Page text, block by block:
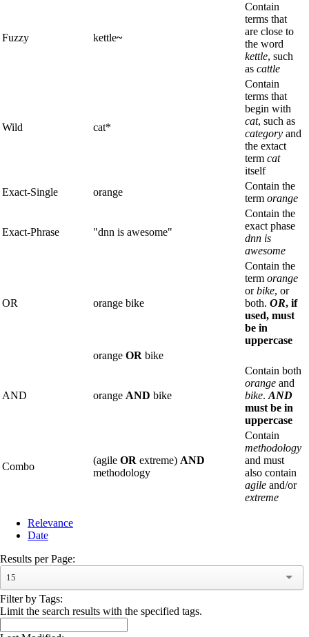
Fuzzy kettle~
Contain
terms that
are close to
the word
kettle, such
as cattle
Wild cat*
Contain
terms that
begin with
cat, such as
category and
the extact
term cat
itself
Exact-Single
orange
Contain the
term orange
Exact-Phrase "dnn is awesome"
Contain the
exact phase
dnn is
awesome
OR orange bike
Contain the
term orange
orbike, or
both. OR, if
used, must
be in
uppercase
orange OR bike
AND orange AND bike
Contain both
orange and
bike. AND
must be in
uppercase
Combo
(agile OR extreme) AND
methodology
Contain
methodology
and must
also contain
agile and/or
extreme
Relevance
Date
Results per Page:
15
Filter by Tags:
Limit the search results with the specified tags.